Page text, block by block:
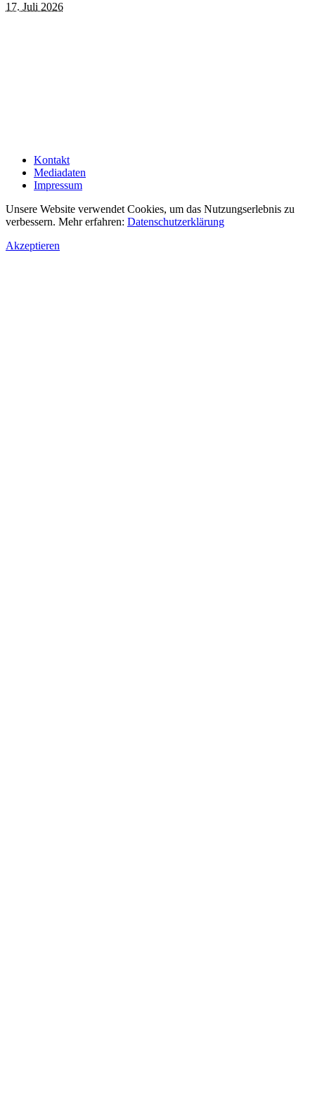
17. Juli 2026
Kontakt
Mediadaten
Impressum
Unsere Website verwendet Cookies, um das Nutzungserlebnis zu
verbessern. Mehr erfahren: Datenschutzerklärung
Akzeptieren